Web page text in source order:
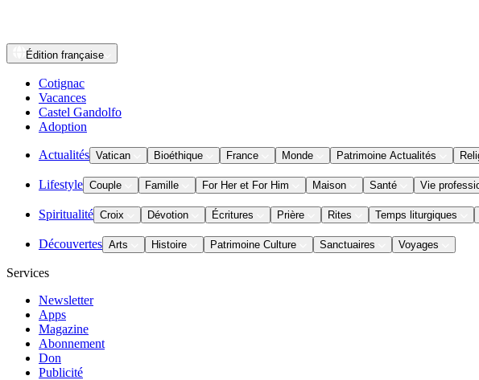
Édition française
Cotignac
Vacances
Castel Gandolfo
Adoption
Actualités Vatican Bioéthique France Monde Patrimoine Actualités
Lifestyle Couple Famille For Her et For Him Maison Santé Vie
Spiritualité Croix Dévotion Écritures Prière Rites Temps liturgiques
Découvertes Arts Histoire Patrimoine Culture Sanctuaires Voyages
Services
Newsletter
Apps
Magazine
Abonnement
Don
Publicité